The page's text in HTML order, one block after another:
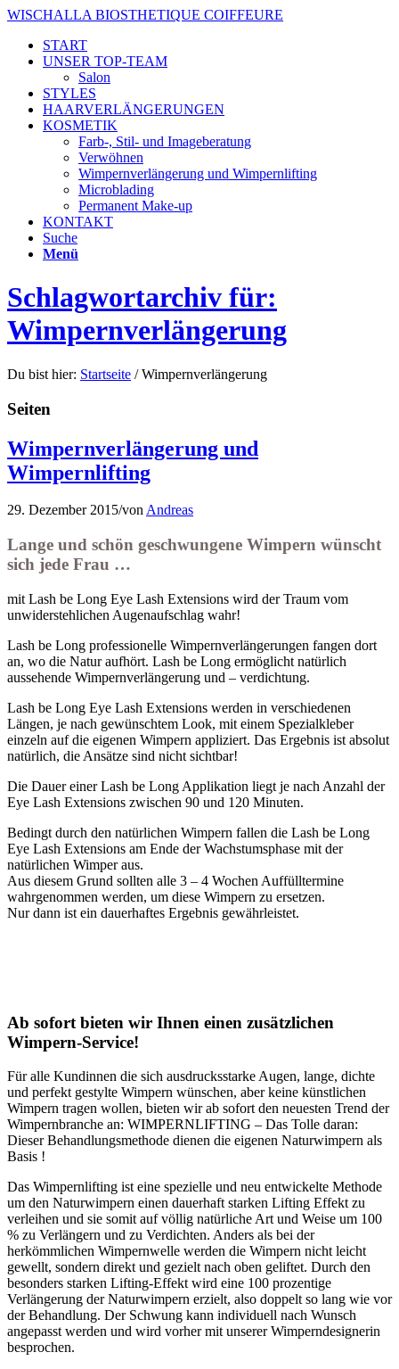
WISCHALLA BIOSTHETIQUE COIFFEURE
START
UNSER TOP-TEAM
Salon
STYLES
HAARVERLÄNGERUNGEN
KOSMETIK
Farb-, Stil- und Imageberatung
Verwöhnen
Wimpernverlängerung und Wimpernlifting
Microblading
Permanent Make-up
KONTAKT
Suche
Menü
Schlagwortarchiv für:
Wimpernverlängerung
Du bist hier: Startseite / Wimpernverlängerung
Seiten
Wimpernverlängerung und
Wimpernlifting
29. Dezember 2015/vonAndreas
Lange und schön geschwungene Wimpern wünscht
sich jede Frau …
mit Lash be Long Eye Lash Extensions wird der Traum vom
unwiderstehlichen Augenaufschlag wahr!
Lash be Long professionelle Wimpernverlängerungen fangen dort
an, wo die Natur aufhört. Lash be Long ermöglicht natürlich
aussehende Wimpernverlängerung und – verdichtung.
Lash be Long Eye Lash Extensions werden in verschiedenen
Längen, je nach gewünschtem Look, mit einem Spezialkleber
einzeln auf die eigenen Wimpern appliziert. Das Ergebnis ist absolut
natürlich, die Ansätze sind nicht sichtbar!
Die Dauer einer Lash be Long Applikation liegt je nach Anzahl der
Eye Lash Extensions zwischen 90 und 120 Minuten.
Bedingt durch den natürlichen Wimpern fallen die Lash be Long
Eye Lash Extensions am Ende der Wachstumsphase mit der
natürlichen Wimper aus.
Aus diesem Grund sollten alle 3 – 4 Wochen Auffülltermine
wahrgenommen werden, um diese Wimpern zu ersetzen.
Nur dann ist ein dauerhaftes Ergebnis gewährleistet.
Ab sofort bieten wir Ihnen einen zusätzlichen
Wimpern-Service!
Für alle Kundinnen die sich ausdrucksstarke Augen, lange, dichte
und perfekt gestylte Wimpern wünschen, aber keine künstlichen
Wimpern tragen wollen, bieten wir ab sofort den neuesten Trend der
Wimpernbranche an: WIMPERNLIFTING – Das Tolle daran:
Dieser Behandlungsmethode dienen die eigenen Naturwimpern als
Basis !
Das Wimpernlifting ist eine spezielle und neu entwickelte Methode
um den Naturwimpern einen dauerhaft starken Lifting Effekt zu
verleihen und sie somit auf völlig natürliche Art und Weise um 100
% zu Verlängern und zu Verdichten. Anders als bei der
herkömmlichen Wimpernwelle werden die Wimpern nicht leicht
gewellt, sondern direkt und gezielt nach oben geliftet. Durch den
besonders starken Lifting-Effekt wird eine 100 prozentige
Verlängerung der Naturwimpern erzielt, also doppelt so lang wie vor
der Behandlung. Der Schwung kann individuell nach Wunsch
angepasst werden und wird vorher mit unserer Wimperndesignerin
besprochen.